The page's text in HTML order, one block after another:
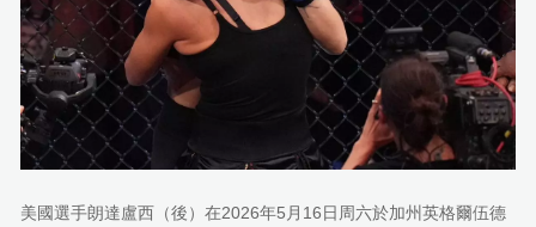
美國選手朗達盧西（後）在2026年5月16日周六於加州英格爾伍德